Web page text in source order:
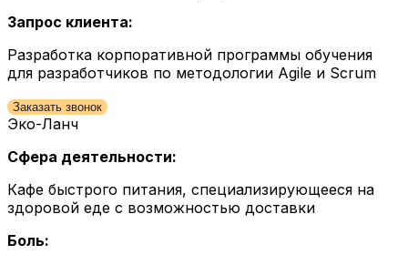
Запрос клиента:
Разработка корпоративной программы обучения
для разработчиков по методологии Agile и Scrum
Заказать звонок
Эко-Ланч
Сфера деятельности:
Кафе быстрого питания, специализирующееся на
здоровой еде с возможностью доставки
Боль: